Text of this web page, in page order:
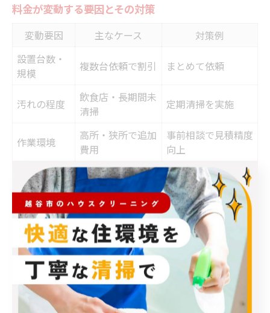
料金が変動する要因とその対策
変動要因 主なケース
対策例
設置台数・
規模
複数台依頼で割引 まとめて依頼
汚れの程度
飲食店・長期間未
清掃
定期清掃を実施
作業環境
高所・狭所で追加
費用
事前相談で見積精度
向上
業務用エアコン清掃の料金は、機種や設置台数、汚れの
程度、作業環境などによって大きく変動します。特に、
長期間メンテナンスを行っていない場合や、油汚れが多
い飲食店では追加料金が発生しやすくなります。
料金変動を抑えるためには、定期的な清掃を心がけるこ
とや、複数台まとめて依頼することで割引が適用される
ケースを活用するのが有効です。事前に業者へ詳細を伝